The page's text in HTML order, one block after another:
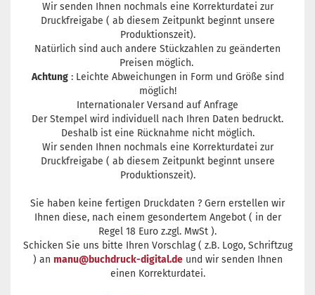
Wir senden Ihnen nochmals eine Korrekturdatei zur
Druckfreigabe ( ab diesem Zeitpunkt beginnt unsere
Produktionszeit).
Natürlich sind auch andere Stückzahlen zu geänderten
Preisen möglich.
Achtung: Leichte Abweichungen in Form und Größe sind
möglich!
Internationaler Versand auf Anfrage
Der Stempel wird individuell nach Ihren Daten bedruckt.
Deshalb ist eine Rücknahme nicht möglich.
Wir senden Ihnen nochmals eine Korrekturdatei zur
Druckfreigabe ( ab diesem Zeitpunkt beginnt unsere
Produktionszeit).
Sie haben keine fertigen Druckdaten ? Gern erstellen wir
Ihnen diese, nach einem gesondertem Angebot ( in der
Regel 18 Euro z.zgl. MwSt ).
Schicken Sie uns bitte Ihren Vorschlag ( z.B. Logo, Schriftzug
) an manu@buchdruck-digital.deund wir senden Ihnen
einen Korrekturdatei.